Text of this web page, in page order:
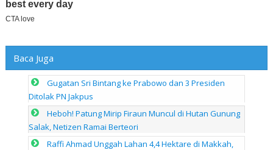
Baca Juga
Gugatan Sri Bintang ke Prabowo dan 3 Presiden
Ditolak PN Jakpus
Heboh! Patung Mirip Firaun Muncul di Hutan Gunung
Salak, Netizen Ramai Berteori
Raffi Ahmad Unggah Lahan 4,4 Hektare di Makkah,